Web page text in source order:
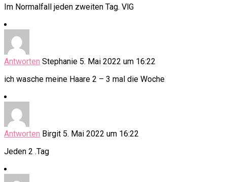
Im Normalfall jeden zweiten Tag. VlG
Antworten Stephanie 5. Mai 2022 um 16:22
ich wasche meine Haare 2 – 3 mal die Woche
Antworten Birgit 5. Mai 2022 um 16:22
Jeden 2 .Tag